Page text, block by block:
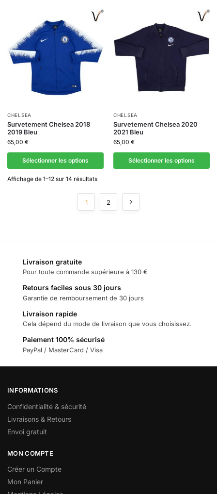
CHELSEA
Survetement Chelsea 2018
2019 Bleu
65,00 €
Sélectionner les options
CHELSEA
Survetement Chelsea 2020
2021 Bleu
65,00 €
Sélectionner les options
Affichage de 1–12 sur 14 résultats
1 2
Livraison gratuite
Pour toute commande supérieure à 130 €
Retours faciles sous 30 jours
Garantie de remboursement de 30 jours
Livraison rapide
Cela dépend du mode de livraison que vous choisissez.
Paiement 100% sécurisé
PayPal / MasterCard / Visa
INFORMATIONS
Confidentialité & sécurité
Livraisons & Retours
Envoi gratuit
MON COMPTE
Créer un Compte
Mon Panier